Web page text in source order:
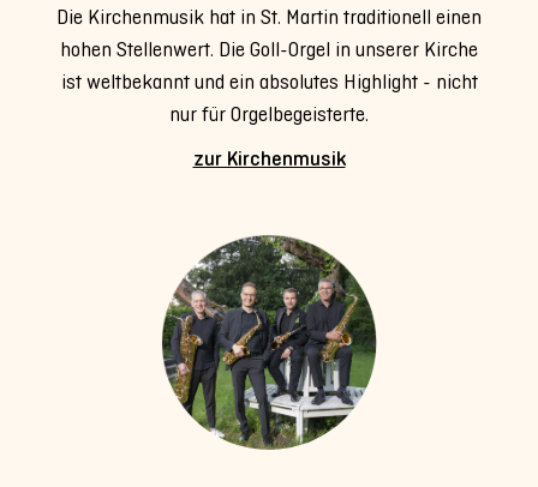
Die Kirchenmusik hat in St. Martin traditionell einen
hohen Stellenwert. Die Goll-Orgel in unserer Kirche
ist weltbekannt und ein absolutes Highlight - nicht
nur für Orgelbegeisterte.
zur Kirchenmusik